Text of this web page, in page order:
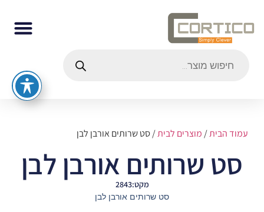
עמוד הבית/מוצרים לבית/ סט שרותים אורבן לבן
סט שרותים אורבן לבן
מקט:2843
סט שרותים אורבן לבן